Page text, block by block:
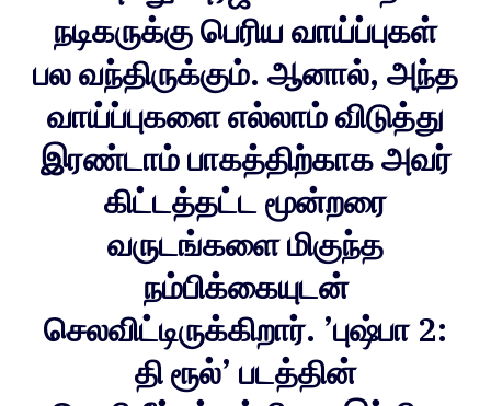
நடிகருக்கு பெரிய வாய்ப்புகள்
பல வந்திருக்கும். ஆனால், அந்த
வாய்ப்புகளை எல்லாம் விடுத்து
இரண்டாம் பாகத்திற்காக அவர்
கிட்டத்தட்ட மூன்றரை
வருடங்களை மிகுந்த
நம்பிக்கையுடன்
செலவிட்டிருக்கிறார். ’புஷ்பா 2:
தி ரூல்’ படத்தின்